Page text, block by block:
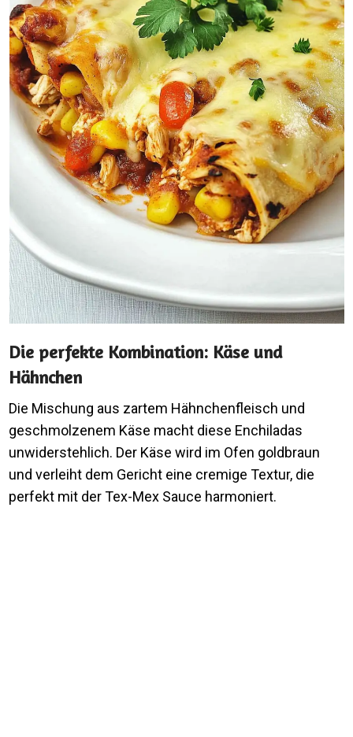
Die perfekte Kombination: Käse und
Hähnchen
Die Mischung aus zartem Hähnchenfleisch und
geschmolzenem Käse macht diese Enchiladas
unwiderstehlich. Der Käse wird im Ofen goldbraun
und verleiht dem Gericht eine cremige Textur, die
perfekt mit der Tex-Mex Sauce harmoniert.